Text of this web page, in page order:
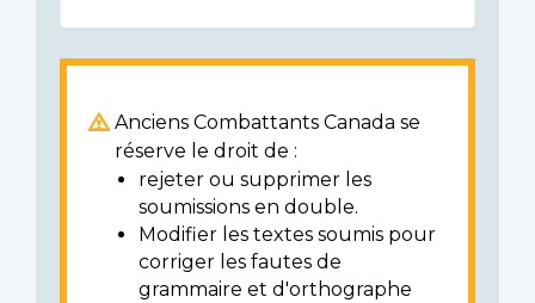
Anciens Combattants Canada se
réserve le droit de :
rejeter ou supprimer les
soumissions en double.
Modifier les textes soumis pour
corriger les fautes de
grammaire et d'orthographe